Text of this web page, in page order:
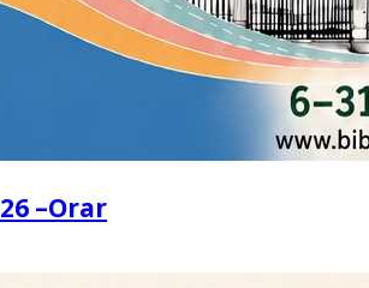
–Orar